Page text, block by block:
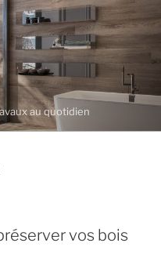
au quotidien
vos bois